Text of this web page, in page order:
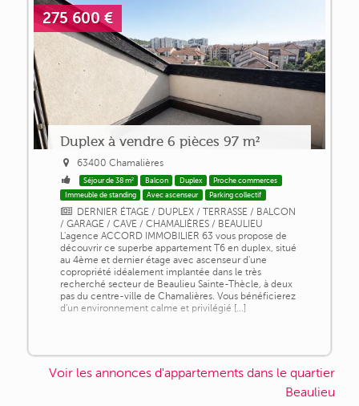
275 600 €
Duplex à vendre 6 pièces 97 m²
63400 Chamalières
Séjour de 38 m² Balcon Duplex
Proche commerces
Immeuble de standing
Avec ascenseur Parking collectif
DERNIER ÉTAGE / DUPLEX / TERRASSE / BALCON
/ GARAGE / CAVE / CHAMALIÈRES / BEAULIEU
L'agence ACCORD IMMOBILIER 63 vous propose de
découvrir ce superbe appartement T6 en duplex, situé
au 4ème et dernier étage avec ascenseur d'une
copropriété idéalement implantée dans le très
recherché secteur de Beaulieu Sainte-Thècle, à deux
pas du centre-ville de Chamalières. Vous bénéficierez
d'un environnement calme et privilégié [...]
Voir les annonces d'appartements dans le quartier
Beaulieu